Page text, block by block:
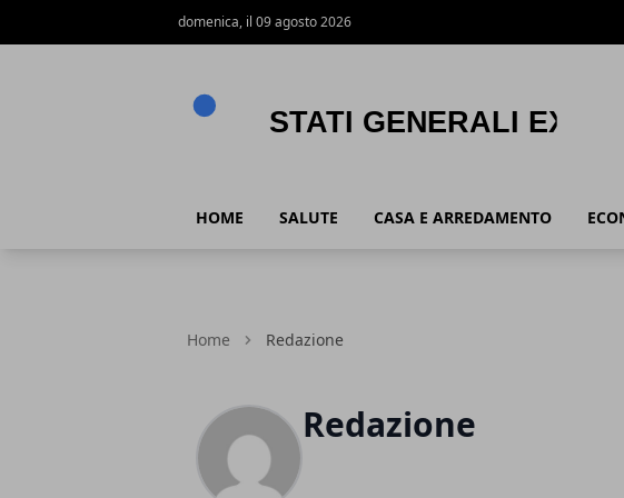
domenica, il 09 agosto 2026
HOME SALUTE CASA E ARREDAMENTO
Home Redazione
Redazione